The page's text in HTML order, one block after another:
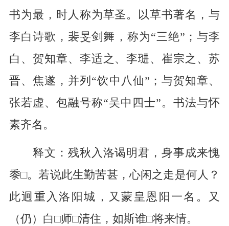
书为最，时人称为草圣。以草书著名，与
李白诗歌，裴旻剑舞，称为“三绝”；与李
白、贺知章、李适之、李琎、崔宗之、苏
晋、焦遂，并列“饮中八仙”；与贺知章、
张若虚、包融号称“吴中四士”。书法与怀
素齐名。
释文：残秋入洛谒明君，身事成来愧
黍□。若说此生勤苦甚，心闲之走是何人？
此迥重入洛阳城，又蒙皇恩阳一名。又
（仍）白□师□清住，如斯谁□将来情。